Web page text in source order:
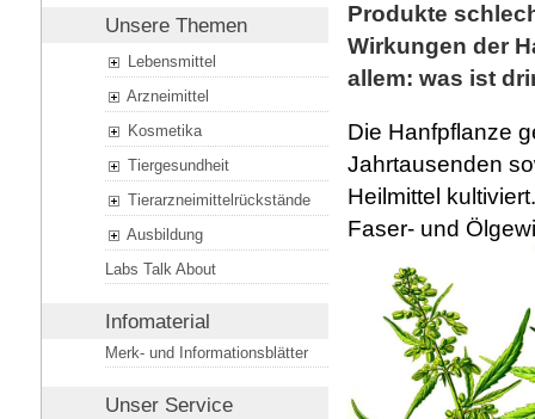
Unsere Themen
Lebensmittel
Arzneimittel
Kosmetika
Tiergesundheit
Tierarzneimittelrückstände
Ausbildung
Labs Talk About
Infomaterial
Merk- und Informationsblätter
Unser Service
Produkte
Wirkungen der
allem: was ist
Die Hanfpflanze
Jahrtausenden
Heilmittel
Faser- und